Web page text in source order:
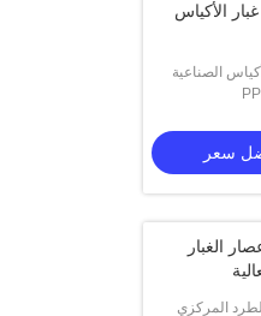
الأكياس
الصناعية
سعر
الغبار
المركزي